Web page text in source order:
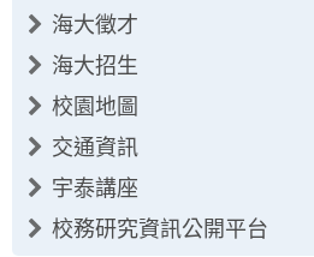
海大徵才
海大招生
校園地圖
交通資訊
宇泰講座
校務研究資訊公開平台